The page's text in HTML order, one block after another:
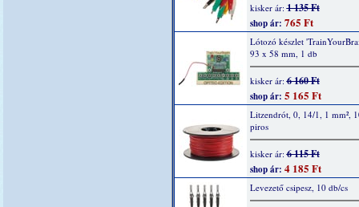
kisker ár:1 135 Ft
shop ár: 765 Ft
Lótozó készlet
93 x 58 mm, 1 db
kisker ár:6 160 Ft
shop ár: 5 165 Ft
Litzendrót, 0, 14/1, 1 mm²,
piros
kisker ár:6 115 Ft
shop ár: 4 185 Ft
Levezető csipesz, 10 db/cs